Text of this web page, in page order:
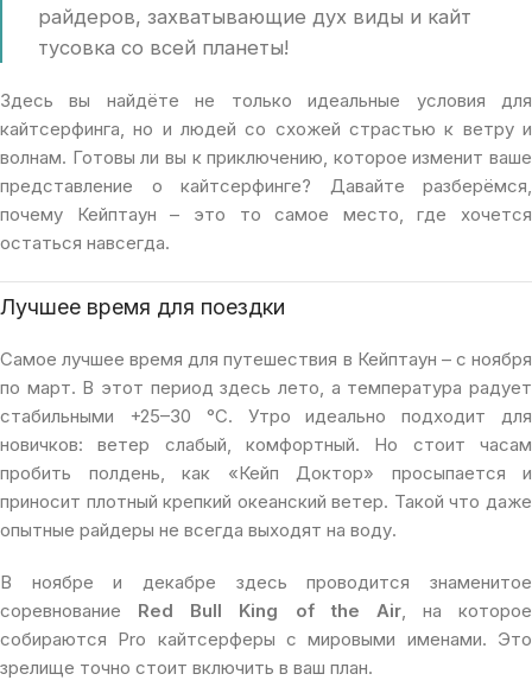
райдеров, захватывающие дух виды и кайт
тусовка со всей планеты!
Здесь вы найдёте не только идеальные условия для
кайтсерфинга, но и людей со схожей страстью к ветру и
волнам. Готовы ли вы к приключению, которое изменит ваше
представление о кайтсерфинге? Давайте разберёмся,
почему Кейптаун – это то самое место, где хочется
остаться навсегда.
Лучшее время для поездки
Самое лучшее время для путешествия в Кейптаун – с ноября
по март. В этот период здесь лето, а температура радует
стабильными +25–30 °C. Утро идеально подходит для
новичков: ветер слабый, комфортный. Но стоит часам
пробить полдень, как «Кейп Доктор» просыпается и
приносит плотный крепкий океанский ветер. Такой что даже
опытные райдеры не всегда выходят на воду.
В ноябре и декабре здесь проводится знаменитое
соревнование Red Bull King of the Air, на которое
собираются Pro кайтсерферы с мировыми именами. Это
зрелище точно стоит включить в ваш план.